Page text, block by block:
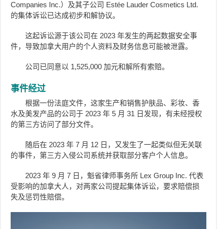
Companies Inc.）及其子公司 Estée Lauder Cosmetics Ltd.
的集体诉讼已达成初步和解协议。
这起诉讼源于该公司在 2023 年发生的两起数据安全事
件，导致加拿大用户的个人资料及财务信息可能被泄露。
公司已同意以 1,525,000 加元和解所有索赔。
事件经过
根据一份法庭文件，这家生产和销售护肤品、彩妆、香
水及美发产品的公司于 2023 年 5 月 31 日发现，有未经授权
的第三方访问了部分文件。
随后在 2023 年 7 月 12 日，又发生了一起类似但无关联
的事件，第三方入侵公司系统并获取部分客户个人信息。
2023 年 9 月 7 日，魁省律师事务所 Lex Group Inc. 代表
受影响的加拿大人，对两家公司提起集体诉讼，要求赔偿损
失及惩罚性赔偿。